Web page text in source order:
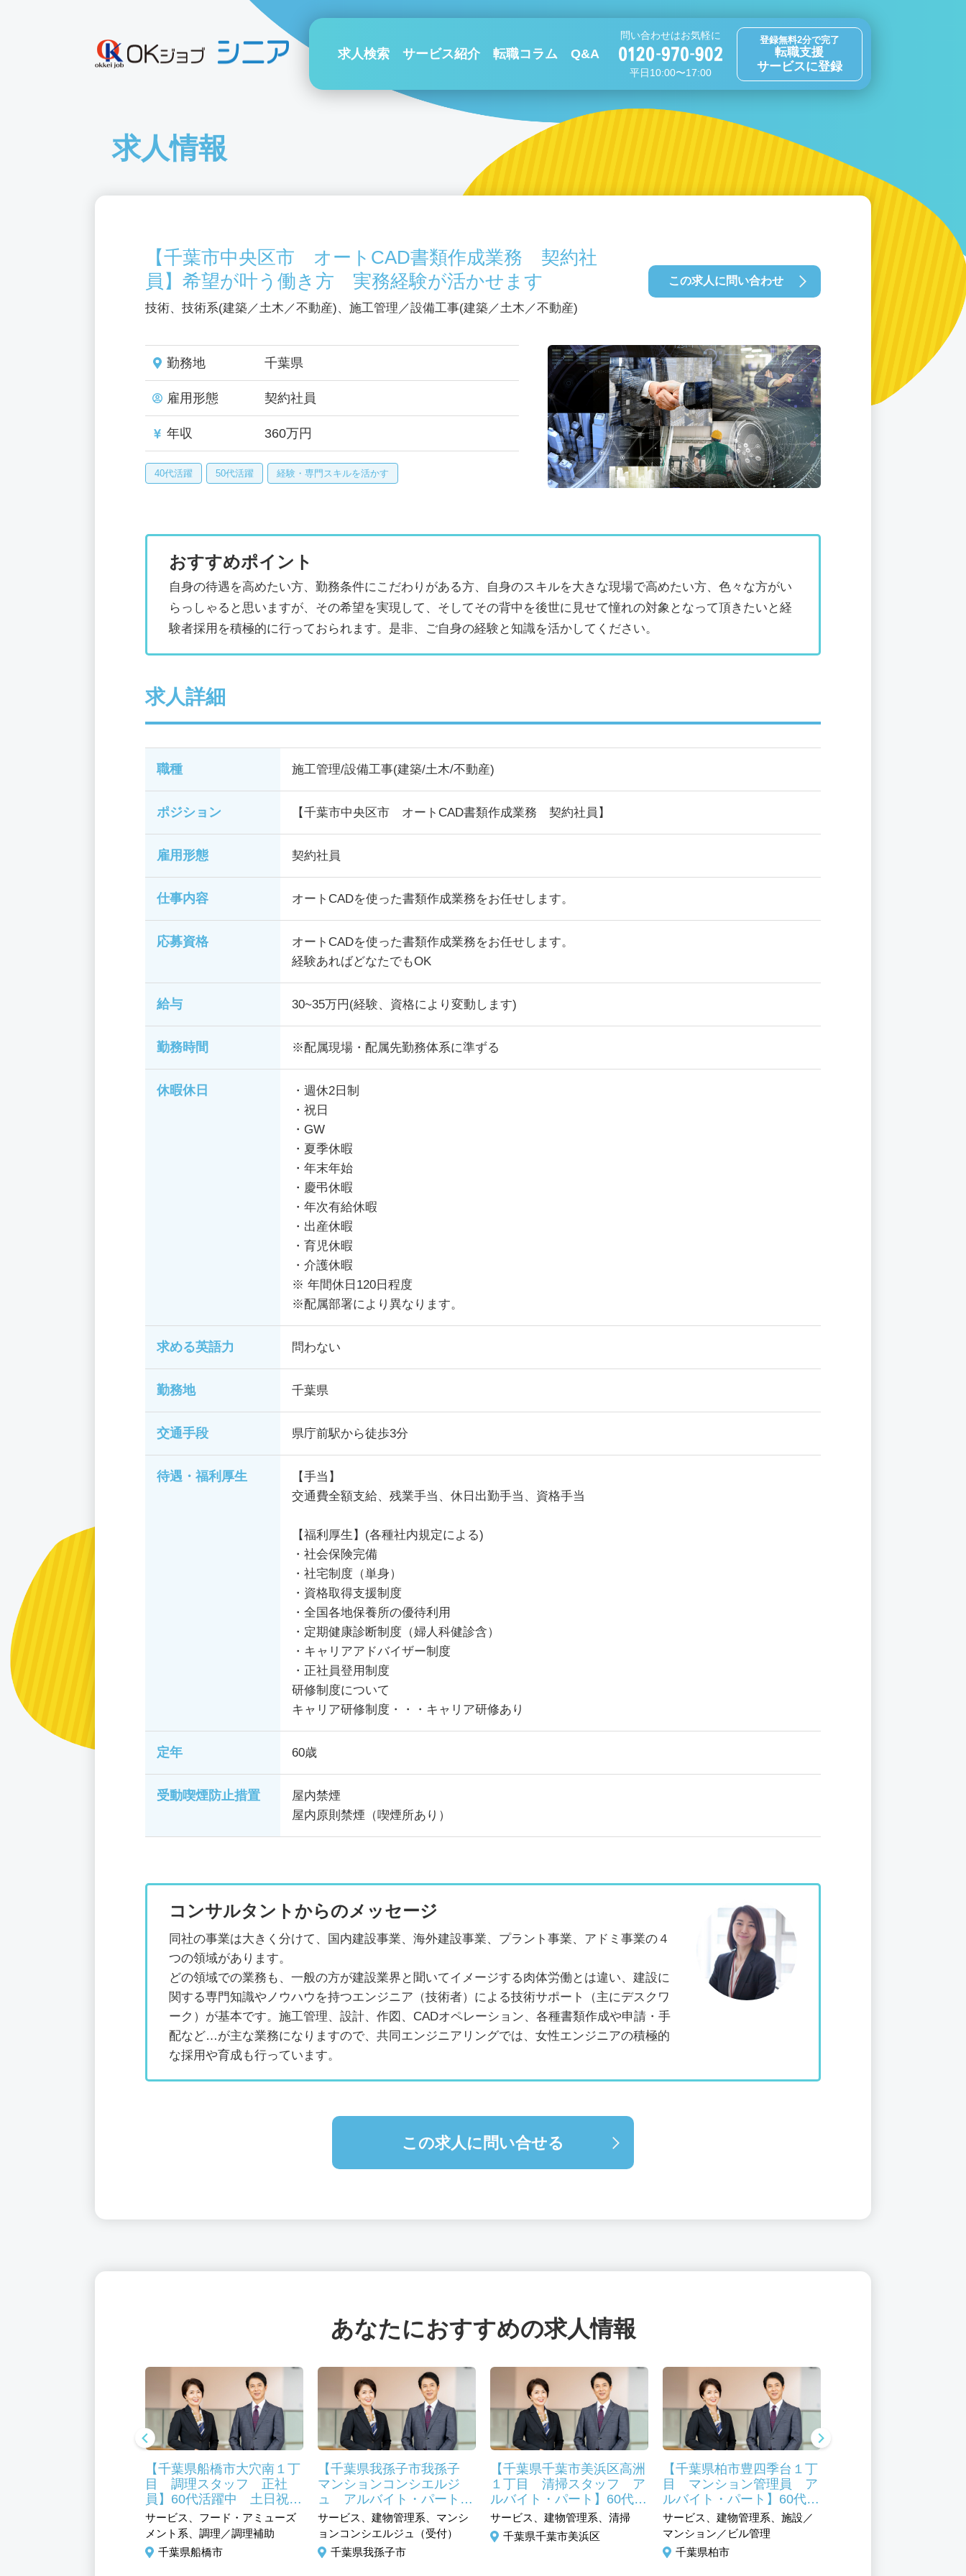
求人検索 サービス紹介 転職コラム Q&A
問い合わせはお気軽に
平日10:00〜17:00
登録無料2分で完了
転職支援
サービスに登録
求人情報
【千葉市中央区市 オートCAD書類作成業務 契約社
員】希望が叶う働き方 実務経験が活かせます
技術、技術系(建築／土木／不動産)、施工管理／設備工事(建築／土木／不動産)
この求人に問い合わせ
勤務地 千葉県
雇用形態 契約社員
年収 360万円
40代活躍 50代活躍 経験・専門スキルを活かす
おすすめポイント
自身の待遇を高めたい方、勤務条件にこだわりがある方、自身のスキルを大きな現場で高めたい方、色々な方がい
らっしゃると思いますが、その希望を実現して、そしてその背中を後世に見せて憧れの対象となって頂きたいと経
験者採用を積極的に行っておられます。是非、ご自身の経験と知識を活かしてください。
求人詳細
職種 施工管理/設備工事(建築/土木/不動産)
ポジション 【千葉市中央区市 オートCAD書類作成業務 契約社員】
雇用形態 契約社員
仕事内容 オートCADを使った書類作成業務をお任せします。
応募資格
オートCADを使った書類作成業務をお任せします。
経験あればどなたでもOK
給与 30~35万円(経験、資格により変動します)
勤務時間 ※配属現場・配属先勤務体系に準ずる
休暇休日
・週休2日制
・祝日
・GW
・夏季休暇
・年末年始
・慶弔休暇
・年次有給休暇
・出産休暇
・育児休暇
・介護休暇
※ 年間休日120日程度
※配属部署により異なります。
求める英語力 問わない
勤務地 千葉県
交通手段 県庁前駅から徒歩3分
待遇・福利厚生
【手当】
交通費全額支給、残業手当、休日出勤手当、資格手当
【福利厚生】(各種社内規定による)
・社会保険完備
・社宅制度（単身）
・資格取得支援制度
・全国各地保養所の優待利用
・定期健康診断制度（婦人科健診含）
・キャリアアドバイザー制度
・正社員登用制度
研修制度について
キャリア研修制度・・・キャリア研修あり
定年 60歳
受動喫煙防止措置
屋内禁煙
屋内原則禁煙（喫煙所あり）
コンサルタントからのメッセージ
同社の事業は大きく分けて、国内建設事業、海外建設事業、プラント事業、アドミ事業の４
つの領域があります。
どの領域での業務も、一般の方が建設業界と聞いてイメージする肉体労働とは違い、建設に
関する専門知識やノウハウを持つエンジニア（技術者）による技術サポート（主にデスクワ
ーク）が基本です。施工管理、設計、作図、CADオペレーション、各種書類作成や申請・手
配など…が主な業務になりますので、共同エンジニアリングでは、女性エンジニアの積極的
な採用や育成も行っています。
この求人に問い合せる
あなたにおすすめの求人情報
【千葉県船橋市大穴南１丁
目 調理スタッフ 正社
員】60代活躍中 土日祝休
みの学校給食
サービス、フード・アミューズ
メント系、調理／調理補助
千葉県船橋市
【千葉県我孫子市我孫子
マンションコンシエルジ
ュ アルバイト・パート】
50代未経験活躍中 マンシ
ョンコンシェルジュ
サービス、建物管理系、マンシ
ョンコンシエルジュ（受付）
千葉県我孫子市
【千葉県千葉市美浜区高洲
１丁目 清掃スタッフ ア
ルバイト・パート】60代活
躍中 清掃未経験の方でも
安心の研修制度あり
サービス、建物管理系、清掃
千葉県千葉市美浜区
【千葉県柏市豊四季台１丁
目 マンション管理員 ア
ルバイト・パート】60代活
躍中 マンション管理員未
経験からスタートOK
サービス、建物管理系、施設／
マンション／ビル管理
千葉県柏市